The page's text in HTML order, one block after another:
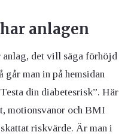
anlagen
anlag, det vill säga förhöjd
man in på hemsidan
din diabetesrisk”. Här
motionsvanor och BMI
riskvärde. Är man i